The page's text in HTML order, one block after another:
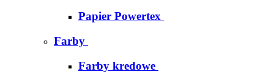
Papier Powertex
Farby
Farby kredowe